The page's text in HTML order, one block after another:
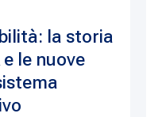
la storia
le nuove